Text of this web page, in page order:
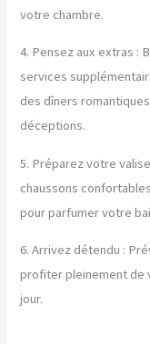
votre chambre.
4. Pensez aux extras :
services
des dîners
déceptions.
5. Préparez votre
chaussons
pour parfumer votre
6. Arrivez détendu :
profiter pleinement de
jour.